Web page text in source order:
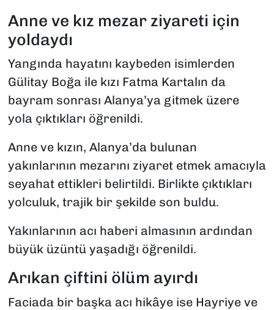
Anne ve kız mezar ziyareti için
yoldaydı
Yangında hayatını kaybeden isimlerden
Gülitay Boğa ile kızı Fatma Kartalın da
bayram sonrası Alanya’ya gitmek üzere
yola çıktıkları öğrenildi.
Anne ve kızın, Alanya’da bulunan
yakınlarının mezarını ziyaret etmek amacıyla
seyahat ettikleri belirtildi. Birlikte çıktıkları
yolculuk, trajik bir şekilde son buldu.
Yakınlarının acı haberi almasının ardından
büyük üzüntü yaşadığı öğrenildi.
Arıkan çiftini ölüm ayırdı
Faciada bir başka acı hikâye ise Hayriye ve